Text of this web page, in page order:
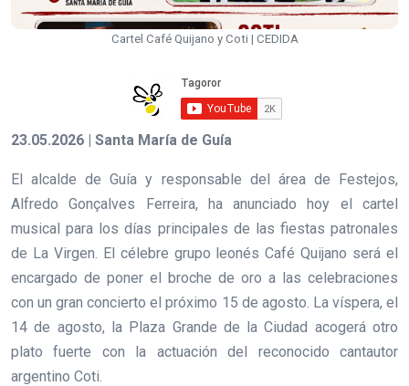
Cartel Café Quijano y Coti | CEDIDA
23.05.2026 | Santa María de Guía
El alcalde de Guía y responsable del área de Festejos,
Alfredo Gonçalves Ferreira, ha anunciado hoy el cartel
musical para los días principales de las fiestas patronales
de La Virgen. El célebre grupo leonés Café Quijano será el
encargado de poner el broche de oro a las celebraciones
con un gran concierto el próximo 15 de agosto. La víspera, el
14 de agosto, la Plaza Grande de la Ciudad acogerá otro
plato fuerte con la actuación del reconocido cantautor
argentino Coti.